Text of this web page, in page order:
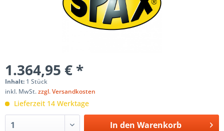
1.364,95 € *
Inhalt: 1 Stück
inkl. MwSt.zzgl. Versandkosten
Lieferzeit 14 Werktage
In den Warenkorb